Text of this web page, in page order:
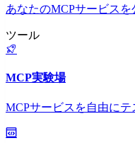
あなたのMCPサービス
ツール
MCP実験場
MCPサービスを自由に